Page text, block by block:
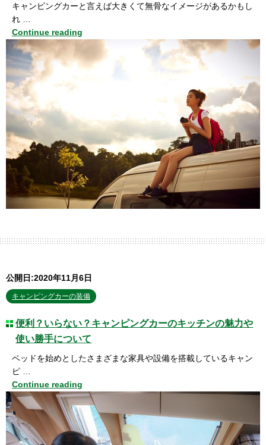
キャンピングカーと言えば大きくて無骨なイメージがあるかもし
れ …
Continue reading
公開日:2020年11月6日
キャンピングカーの装備
便利？いらない？キャンピングカーのキッチンの魅力や
使い勝手について
ベッドを始めとしたさまざまな家具や設備を搭載しているキャン
ピ …
Continue reading